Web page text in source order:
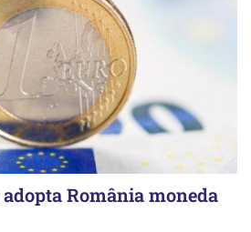
România moneda